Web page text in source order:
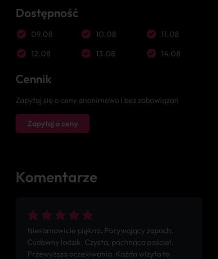
Dostępność
09.08 10.08
11.08
12.08
13.08 14.08
Cennik
Zapytaj się o ceny anonimowo i bez zobowiązań
Zapytaj o ceny
Komentarze
Niesamowicie piękna, Porywający zapach.
Cudowny lodzik. Czysta, pachnąca pościel.
Przewyższa oczekiwania. Każda wizyta to